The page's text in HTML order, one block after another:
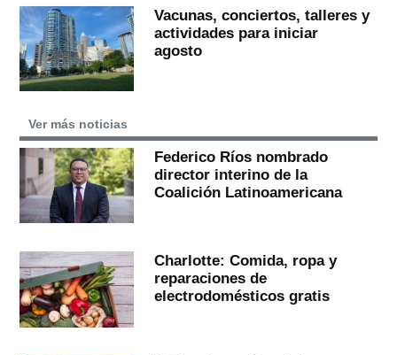
Vacunas, conciertos, talleres y
actividades para iniciar
agosto
Ver más noticias
Federico Ríos nombrado
director interino de la
Coalición Latinoamericana
Charlotte: Comida, ropa y
reparaciones de
electrodomésticos gratis